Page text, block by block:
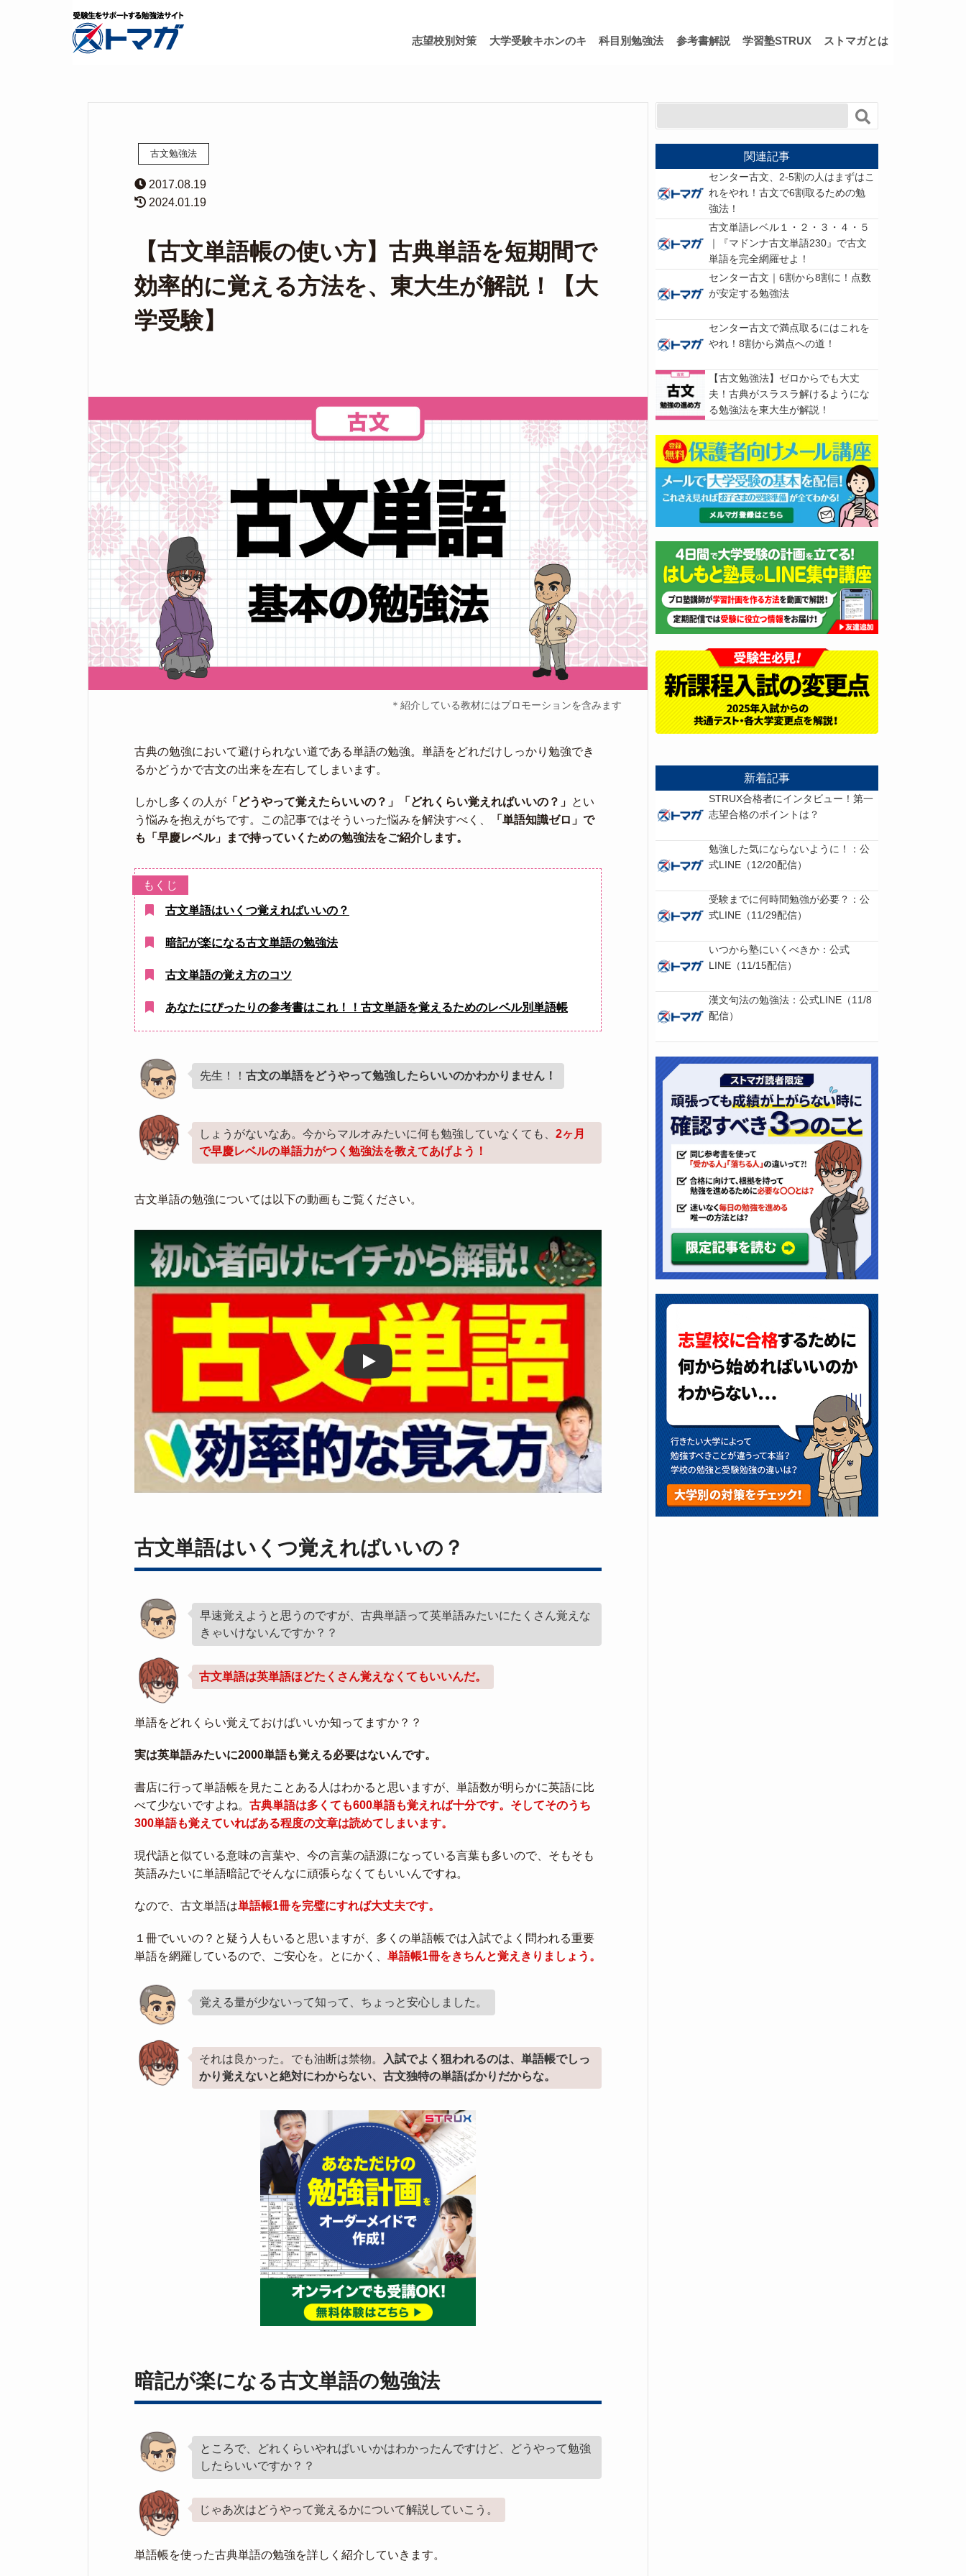
志望校別対策 大学受験キホンのキ 科目別勉強法 参考書解説 学習塾STRUX ストマガとは
古文勉強法
2017.08.19
2024.01.19
【古文単語帳の使い方】古典単語を短期間で
効率的に覚える方法を、東大生が解説！【大
学受験】
＊紹介している教材にはプロモーションを含みます
古典の勉強において避けられない道である単語の勉強。単語をどれだけしっかり勉強でき
るかどうかで古文の出来を左右してしまいます。
しかし多くの人が 「どうやって覚えたらいいの？」「どれくらい覚えればいいの？」 とい
う悩みを抱えがちです。この記事ではそういった悩みを解決すべく、
「単語知識ゼロ」で
も「早慶レベル」まで持っていくための勉強法をご紹介します。
古文単語はいくつ覚えればいいの？
暗記が楽になる古文単語の勉強法
古文単語の覚え方のコツ
あなたにぴったりの参考書はこれ！！古文単語を覚えるためのレベル別単語帳
先生！！ 古文の単語をどうやって勉強したらいいのかわかりません！
しょうがないなあ。今からマルオみたいに何も勉強していなくても、 2ヶ月
で早慶レベルの単語力がつく勉強法を教えてあげよう！
古文単語の勉強については以下の動画もご覧ください。
Play
古文単語はいくつ覚えればいいの？
早速覚えようと思うのですが、古典単語って英単語みたいにたくさん覚えな
きゃいけないんですか？？
古文単語は英単語ほどたくさん覚えなくてもいいんだ。
単語をどれくらい覚えておけばいいか知ってますか？？
実は英単語みたいに2000単語も覚える必要はないんです。
書店に行って単語帳を見たことある人はわかると思いますが、単語数が明らかに英語に比
べて少ないですよね。 古典単語は多くても600単語も覚えれば十分です。そしてそのうち
300単語も覚えていればある程度の文章は読めてしまいます。
現代語と似ている意味の言葉や、今の言葉の語源になっている言葉も多いので、そもそも
英語みたいに単語暗記でそんなに頑張らなくてもいいんですね。
なので、古文単語は単語帳1冊を完璧にすれば大丈夫です。
１冊でいいの？と疑う人もいると思いますが、多くの単語帳では入試でよく問われる重要
単語を網羅しているので、ご安心を。とにかく、 単語帳1冊をきちんと覚えきりましょう。
覚える量が少ないって知って、ちょっと安心しました。
それは良かった。でも油断は禁物。
入試でよく狙われるのは、単語帳でしっ
かり覚えないと絶対にわからない、古文独特の単語ばかりだからな。
暗記が楽になる古文単語の勉強法
ところで、どれくらいやればいいかはわかったんですけど、どうやって勉強
したらいいですか？？
じゃあ次はどうやって覚えるかについて解説していこう。
単語帳を使った古典単語の勉強を詳しく紹介していきます。
関連記事
センター古文、2-5割の人はまずはこ
れをやれ！古文で6割取るための勉
強法！
古文単語レベル１・２・３・４・５
｜『マドンナ古文単語230』で古文
単語を完全網羅せよ！
センター古文｜6割から8割に！点数
が安定する勉強法
センター古文で満点取るにはこれを
やれ！8割から満点への道！
【古文勉強法】ゼロからでも大丈
夫！古典がスラスラ解けるようにな
る勉強法を東大生が解説！
新着記事
STRUX合格者にインタビュー！第一
志望合格のポイントは？
勉強した気にならないように！：公
式LINE（12/20配信）
受験までに何時間勉強が必要？：公
式LINE（11/29配信）
いつから塾にいくべきか：公式
LINE（11/15配信）
漢文句法の勉強法：公式LINE（11/8
配信）